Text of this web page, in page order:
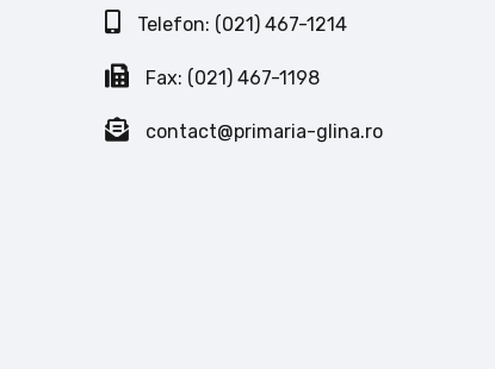
Telefon: (021) 467-1214
Fax: (021) 467-1198
contact@primaria-glina.ro